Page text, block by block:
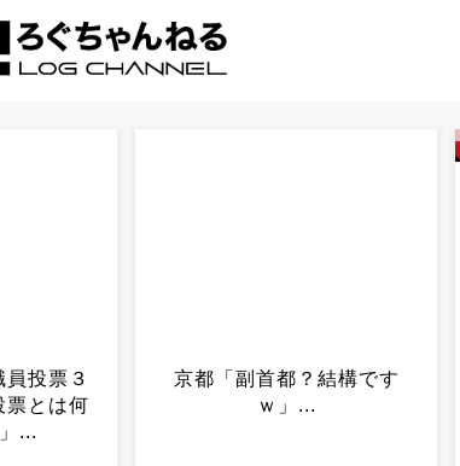
ファミマ、45%増量キャン
ペーン...
構です